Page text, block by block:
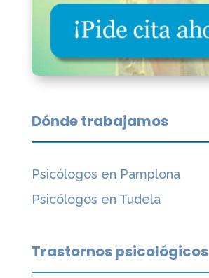
Dónde trabajamos
Psicólogos en Pamplona
Psicólogos en Tudela
Trastornos psicológicos